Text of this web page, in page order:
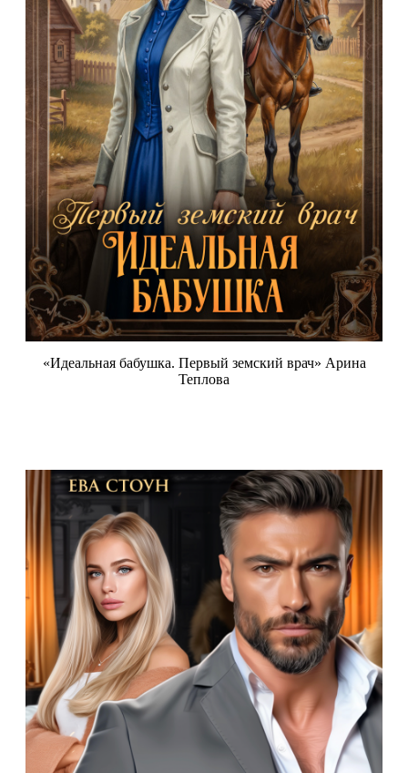
«Идеальная бабушка. Первый земский врач» Арина
Теплова